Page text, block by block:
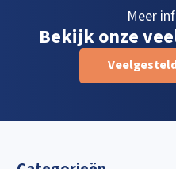
Meer
Bekijk onze